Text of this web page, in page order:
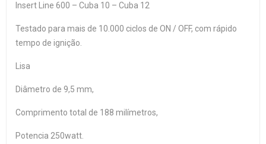
Insert Line 600 – Cuba 10 – Cuba 12
Testado para mais de 10.000 ciclos de ON / OFF, com rápido
tempo de ignição.
Lisa
Diâmetro de 9,5 mm,
Comprimento total de 188 milímetros,
Potencia 250watt.